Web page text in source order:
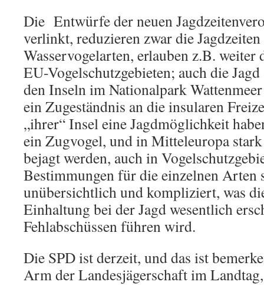
Die Entwürfe der neuen
verlinkt, reduzieren zwar die
Wasservogelarten, erlauben z.B.
EU-Vogelschutzgebieten; auch die
den Inseln im Nationalpark
ein Zugeständnis an die insularen
„ihrer“ Insel eine Jagdmöglichkeit
ein Zugvogel, und in Mitteleuropa
bejagt werden, auch in
Bestimmungen für die einzelnen Arten
unübersichtlich und kompliziert, was
Einhaltung bei der Jagd wesentlich
Fehlabschüssen führen wird.
Die SPD ist derzeit, und das ist
Arm der Landesjägerschaft im